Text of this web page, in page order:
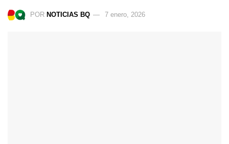
POR NOTICIAS BQ 7 enero, 2026